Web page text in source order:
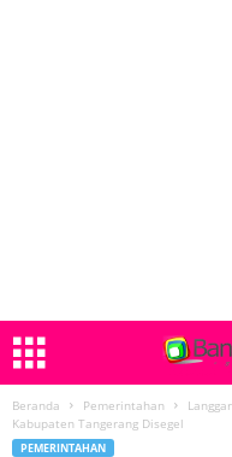
Beranda Pemerintahan
Kabupaten Tangerang Disegel
PEMERINTAHAN